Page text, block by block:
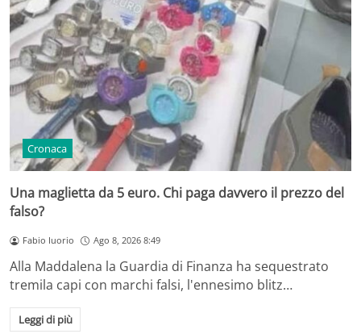
Cronaca
Una maglietta da 5 euro. Chi paga davvero il prezzo del
falso?
Fabio Iuorio Ago 8, 2026 8:49
Alla Maddalena la Guardia di Finanza ha sequestrato
tremila capi con marchi falsi, l'ennesimo blitz…
Leggi di più